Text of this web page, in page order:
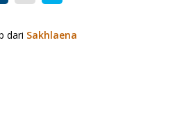
dari Sakhlaena